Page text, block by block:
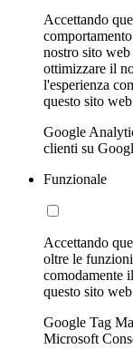
Accettando
nostro sito
ottimizzare il
l'esperienza
questo sito
Google
clienti su
Funzionale
Accettando
oltre le
comodamente
questo sito
Google Tag
Microsoft